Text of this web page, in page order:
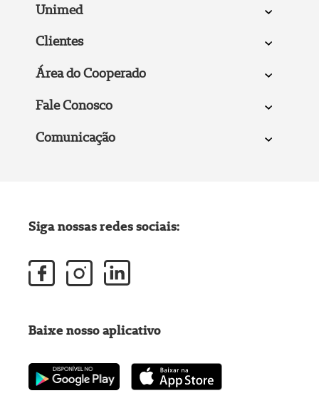
Unimed
Clientes
Área do Cooperado
Fale Conosco
Comunicação
Siga nossas redes sociais:
Baixe nosso aplicativo